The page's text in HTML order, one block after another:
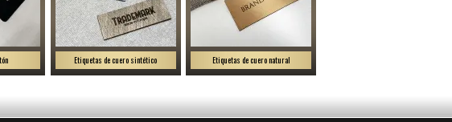
Etiquetas de cuero sintético Etiquetas de cuero natural